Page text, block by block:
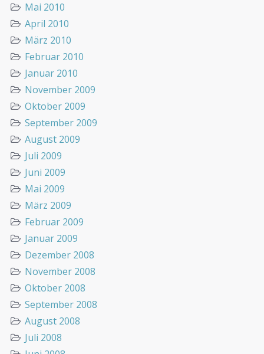
Mai 2010
April 2010
März 2010
Februar 2010
Januar 2010
November 2009
Oktober 2009
September 2009
August 2009
Juli 2009
Juni 2009
Mai 2009
März 2009
Februar 2009
Januar 2009
Dezember 2008
November 2008
Oktober 2008
September 2008
August 2008
Juli 2008